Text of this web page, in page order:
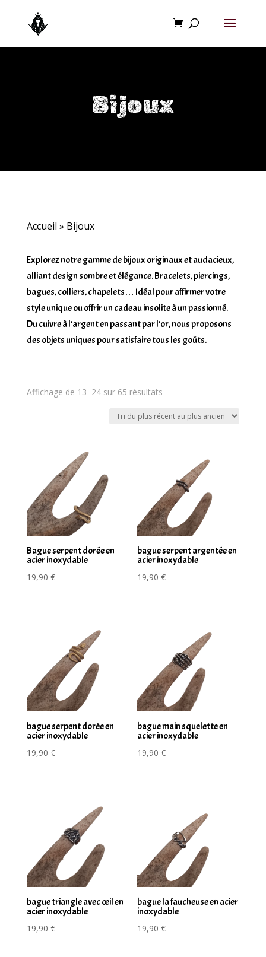
Bijoux
Accueil » Bijoux
Explorez notre gamme de bijoux originaux et audacieux,
alliant design sombre et élégance. Bracelets, piercings,
bagues, colliers, chapelets… Idéal pour affirmer votre
style unique ou offrir un cadeau insolite à un passionné.
Du cuivre à l’argent en passant par l’or, nous proposons
des objets uniques pour satisfaire tous les goûts.
Affichage de 13–24 sur 65 résultatsTrié
ancien
Bague serpent dorée en
acier inoxydable
19,90 €
bague serpent argentée en
acier inoxydable
19,90€
bague serpent dorée en
acier inoxydable
19,90 €
bague main squelette en
acier inoxydable
19,90€
bague triangle avec œil en
acier inoxydable
19,90 €
bague la faucheuse en acier
inoxydable
19,90€